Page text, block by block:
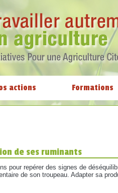
actions Formations
de ses ruminants
pour repérer des signes de
de son troupeau. Adapter sa